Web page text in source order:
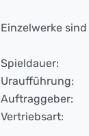
Einzelwerke
Spieldauer:
Uraufführung:
Auftraggeber:
Vertriebsart: